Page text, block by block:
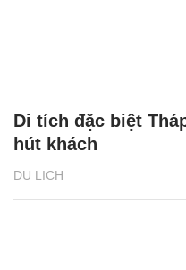
DU LỊCH
Di tích đặc biệt
hút khách